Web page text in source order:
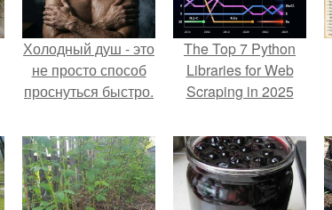
Холодный душ - это
не просто способ
проснуться быстро.
The Top 7 Python
Libraries for Web
Scraping in 2025